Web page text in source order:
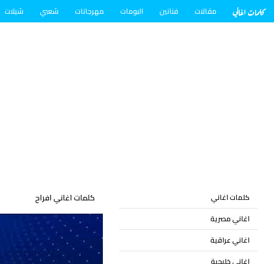
كلمات اغاني مقالات فنانين البومات مهرجانات شعبي شيلات
كلمات اغاني
اغاني مصرية
اغاني عراقية
كلمات اغاني افراح